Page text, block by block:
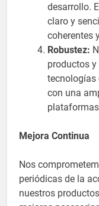
desarrollo.
claro y
coherentes
Robustez:
productos
tecnologías
con una
Mejora Continua
Nos
periódicas de la
nuestros